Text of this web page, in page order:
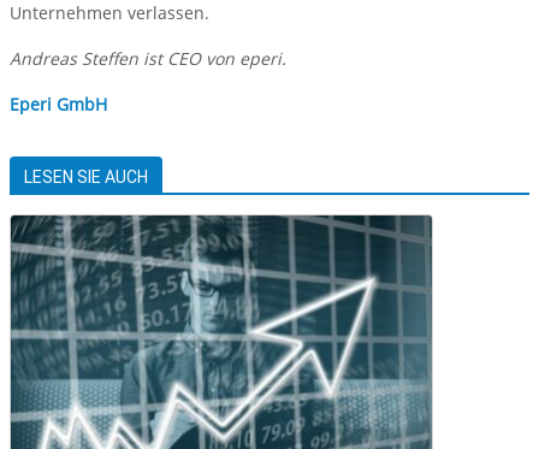
Unternehmen verlassen.
Andreas Steffen ist CEO von eperi.
Eperi GmbH
LESEN SIE AUCH